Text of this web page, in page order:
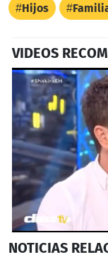
Hijos
VIDEOS
seconds
NOTICIAS